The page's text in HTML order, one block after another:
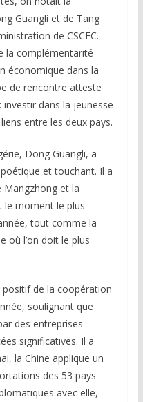
Guangli et de Tang
de CSCEC.
la complémentarité
économique dans la
de rencontre atteste
investir dans la jeunesse
entre les deux pays.
Dong Guangli, a
et touchant. Il a
Mangzhong et la
le moment le plus
tout comme la
où l’on doit le plus
de la coopération
soulignant que
des entreprises
significatives. Il a
la Chine applique un
des 53 pays
avec elle,